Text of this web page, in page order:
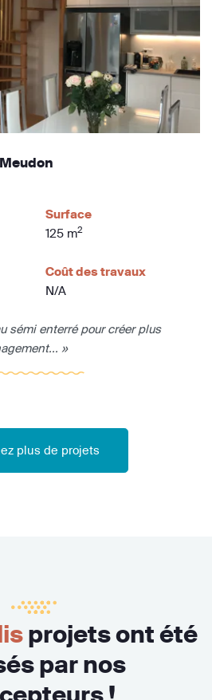
Surface
125 m2
Coût des travaux
N/A
sémi enterré pour créer plus
»
plus de projets
projets ont été
par nos